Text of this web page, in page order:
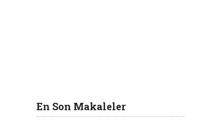
En Son Makaleler